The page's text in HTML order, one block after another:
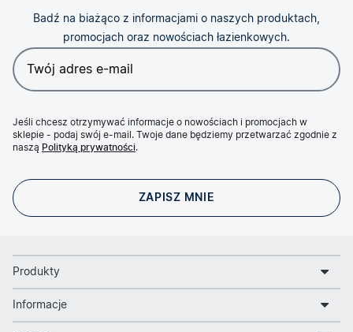
Badź na biażąco z informacjami o naszych produktach,
promocjach oraz nowościach łazienkowych.
Jeśli chcesz otrzymywać informacje o nowościach i promocjach w
sklepie - podaj swój e-mail. Twoje dane będziemy przetwarzać zgodnie z
naszą Polityką prywatności.
Produkty
Informacje